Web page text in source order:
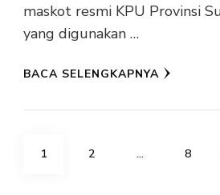
maskot resmi KPU Provinsi
yang digunakan …
BACA SELENGKAPNYA
Paginasi
HALAMAN
1 HALAMAN
2 … 8